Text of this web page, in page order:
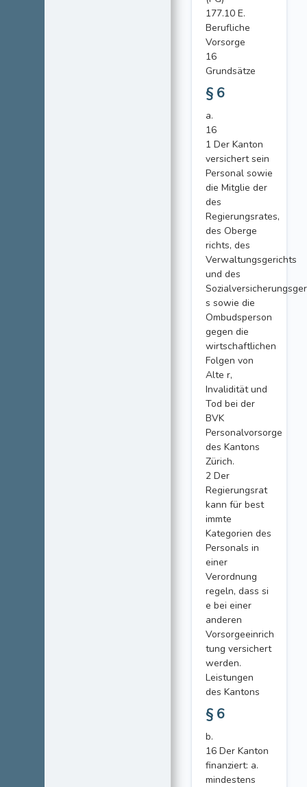
177.10 E.
Berufliche
Vorsorge
16
Grundsätze
§ 6
a.
16
1 Der Kanton
versichert sein
Personal sowie
die Mitglie der
des
Regierungsrates,
des Oberge
richts, des
Verwaltungsgerichts
und des
s sowie die
Ombudsperson
gegen die
wirtschaftlichen
Folgen von
Alte r,
Invalidität und
Tod bei der
BVK
Personalvorsorge
des Kantons
Zürich.
2 Der
Regierungsrat
kann für best
immte
Kategorien des
Personals in
einer
Verordnung
regeln, dass si
e bei einer
anderen
Vorsorgeeinrich
tung versichert
werden.
Leistungen
des Kantons
§ 6
b.
16 Der Kanton
finanziert: a.
mindestens